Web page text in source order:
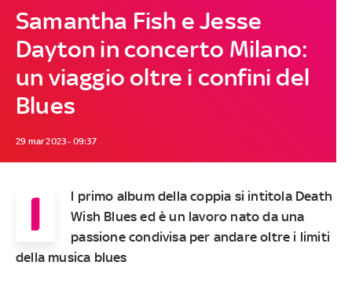
Samantha Fish e Jesse
Dayton in concerto Milano:
un viaggio oltre i confini del
Blues
29 mar 2023 - 09:37
I
l primo album della coppia si intitola Death
Wish Blues ed è un lavoro nato da una
passione condivisa per andare oltre i limiti
della musica blues